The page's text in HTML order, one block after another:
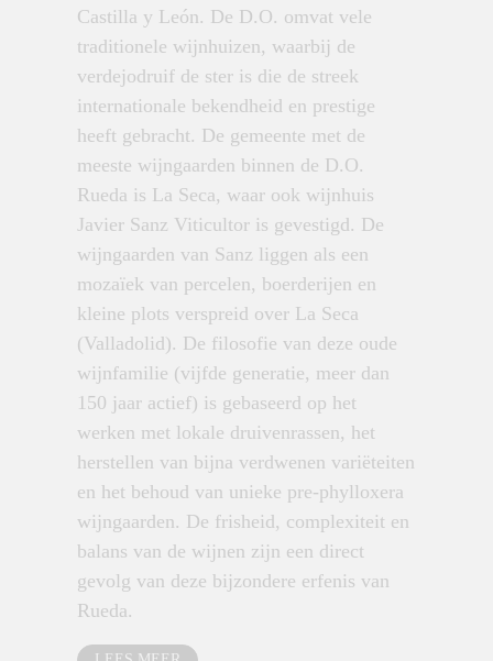
Castilla y León. De D.O. omvat vele
traditionele wijnhuizen, waarbij de
verdejodruif de ster is die de streek
internationale bekendheid en prestige
heeft gebracht. De gemeente met de
meeste wijngaarden binnen de D.O.
Rueda is La Seca, waar ook wijnhuis
Javier Sanz Viticultor is gevestigd. De
wijngaarden van Sanz liggen als een
mozaïek van percelen, boerderijen en
kleine plots verspreid over La Seca
(Valladolid). De filosofie van deze oude
wijnfamilie (vijfde generatie, meer dan
150 jaar actief) is gebaseerd op het
werken met lokale druivenrassen, het
herstellen van bijna verdwenen variëteiten
en het behoud van unieke pre-phylloxera
wijngaarden. De frisheid, complexiteit en
balans van de wijnen zijn een direct
gevolg van deze bijzondere erfenis van
Rueda.